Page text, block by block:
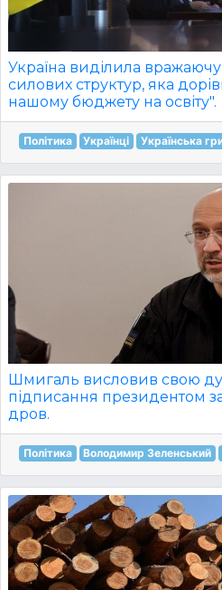
Україна виділила вражаючу
силових структур, яка
нашому бюджету на освіту".
Політика Українці Українська
Шмигаль висловив свою
підписання президентом
дров.
Політика Володимир Зеленський